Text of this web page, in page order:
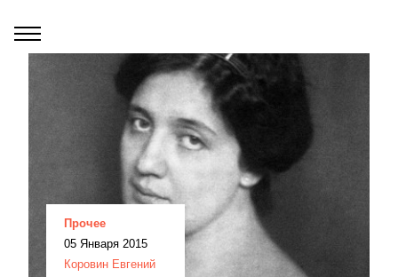
Прочее
05 Января 2015
Коровин Евгений